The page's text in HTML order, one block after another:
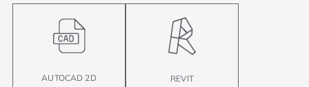
AUTOCAD 2D REVIT